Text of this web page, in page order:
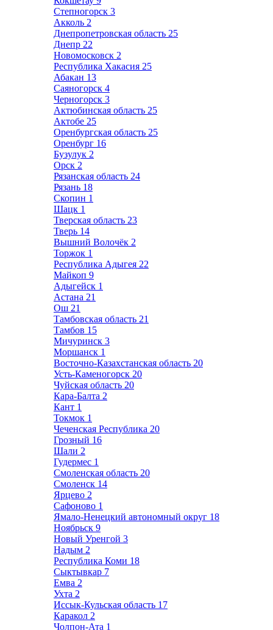
Степногорск 3
Акколь 2
Днепропетровская область 25
Днепр 22
Новомосковск 2
Республика Хакасия 25
Абакан 13
Саяногорск 4
Черногорск 3
Актюбинская область 25
Актобе 25
Оренбургская область 25
Оренбург 16
Бузулук 2
Орск 2
Рязанская область 24
Рязань 18
Скопин 1
Шацк 1
Тверская область 23
Тверь 14
Вышний Волочёк 2
Торжок 1
Республика Адыгея 22
Майкоп 9
Адыгейск 1
Астана 21
Ош 21
Тамбовская область 21
Тамбов 15
Мичуринск 3
Моршанск 1
Восточно-Казахстанская область 20
Усть-Каменогорск 20
Чуйская область 20
Кара-Балта 2
Кант 1
Токмок 1
Чеченская Республика 20
Грозный 16
Шали 2
Гудермес 1
Смоленская область 20
Смоленск 14
Ярцево 2
Сафоново 1
Ямало-Ненецкий автономный округ 18
Ноябрьск 9
Новый Уренгой 3
Надым 2
Республика Коми 18
Сыктывкар 7
Емва 2
Ухта 2
Иссык-Кульская область 17
Каракол 2
Чолпон-Ата 1